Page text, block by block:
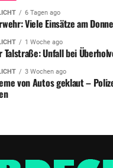
6 Tagen ago
Viele Einsätze am
1 Woche ago
Talstraße: Unfall bei
3 Wochen ago
von Autos geklaut –